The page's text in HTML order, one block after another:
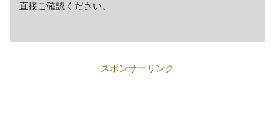
直接ご確認ください。
スポンサーリンク